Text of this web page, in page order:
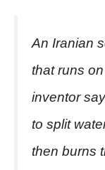
An Iranian
that runs
inventor
to split
then burns